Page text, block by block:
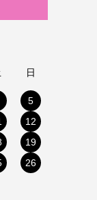
日
5
12
19
26